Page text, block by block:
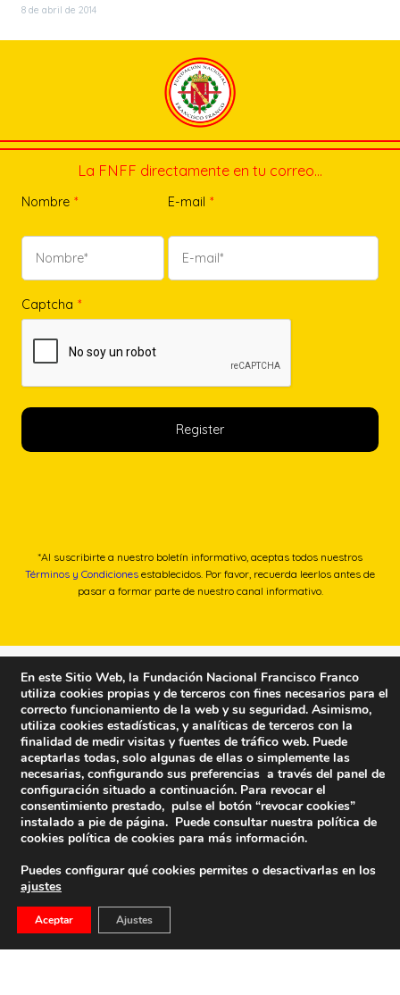
8 de abril de 2014
La FNFF directamente en tu correo…
Nombre * E-mail *
Captcha *
*Al suscribirte a nuestro boletín informativo, aceptas todos nuestros
Términos y Condiciones establecidos. Por favor, recuerda leerlos antes de
pasar a formar parte de nuestro canal informativo.
Fundación Nacional Francisco Franco
En este Sitio Web, la Fundación Nacional Francisco Franco
utiliza cookies propias y de terceros con fines necesarios para el
correcto funcionamiento de la web y su seguridad. Asimismo,
utiliza cookies estadísticas, y analíticas de terceros con la
finalidad de medir visitas y fuentes de tráfico web. Puede
aceptarlas todas, solo algunas de ellas o simplemente las
necesarias, configurando sus preferencias a través del panel de
configuración situado a continuación. Para revocar el
consentimiento prestado, pulse el botón “revocar cookies”
instalado a pie de página. Puede consultar nuestra política de
cookies política de cookies para más información.
Puedes configurar qué cookies permites o desactivarlas en los
ajustes
Aceptar Ajustes